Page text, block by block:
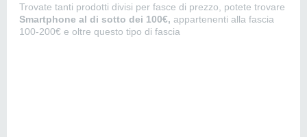
Trovate tanti prodotti divisi per fasce di prezzo, potete trovare
Smartphone al di sotto dei 100€, appartenenti alla fascia
100-200€ e oltre questo tipo di fascia